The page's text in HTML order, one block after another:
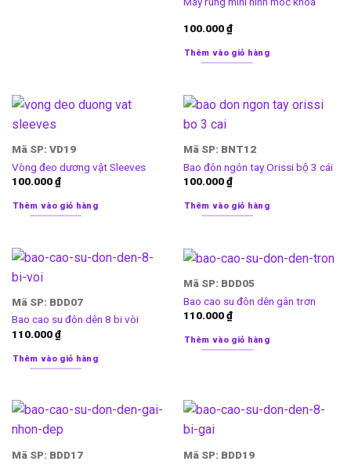
100.000₫
Thêm vào giỏ hàng
Mã SP: VD19
Vòng đeo dương vật Sleeves
100.000₫
Thêm vào giỏ hàng
Mã SP: BNT12
Bao đôn ngón tay Orissi bộ 3 cái
100.000₫
Thêm vào giỏ hàng
Mã SP: BDD07
Bao cao su đôn dên 8 bi vòi
110.000₫
Thêm vào giỏ hàng
Mã SP: BDD05
Bao cao su đôn dên gân trơn
110.000₫
Thêm vào giỏ hàng
Mã SP: BDD17
Mã SP: BDD19